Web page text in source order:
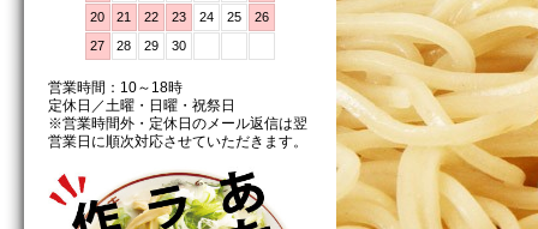
20
21 22 23 24 25
26
27
28 29 30
営業時間：10～18時
定休日／土曜・日曜・祝祭日
※営業時間外・定休日のメール返信は翌
営業日に順次対応させていただきます。